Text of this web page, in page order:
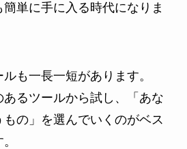
単に手に入る時代になりま
も一長一短があります。
あるツールから試し、「あな
の」を選んでいくのがベス